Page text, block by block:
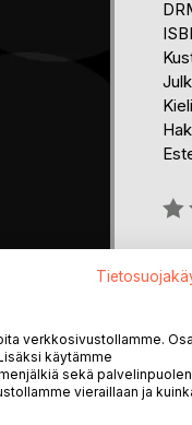
verkkosivustollamme.
käytämme
sekä palvelinpuolen
vieraillaan ja